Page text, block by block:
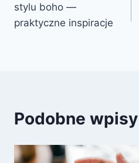
stylu boho —
praktyczne inspiracje
Podobne wpisy